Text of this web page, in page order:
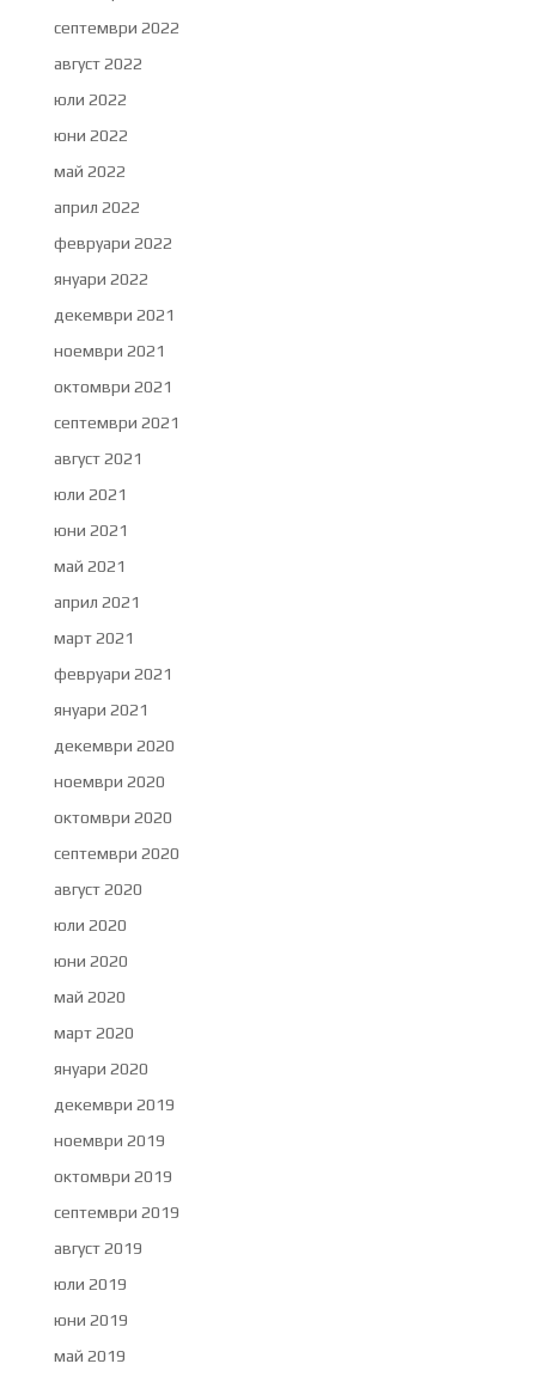
септември 2022
август 2022
юли 2022
юни 2022
май 2022
април 2022
февруари 2022
януари 2022
декември 2021
ноември 2021
октомври 2021
септември 2021
август 2021
юли 2021
юни 2021
май 2021
април 2021
март 2021
февруари 2021
януари 2021
декември 2020
ноември 2020
октомври 2020
септември 2020
август 2020
юли 2020
юни 2020
май 2020
март 2020
януари 2020
декември 2019
ноември 2019
октомври 2019
септември 2019
август 2019
юли 2019
юни 2019
май 2019